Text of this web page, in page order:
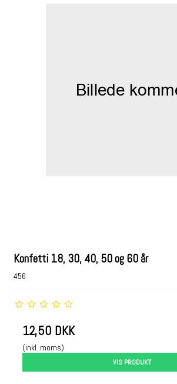
Konfetti 18, 30, 40, 50 og 60 år
456
12,50 DKK
(inkl. moms)
VIS PRODUKT